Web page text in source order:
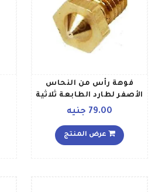
فوهة رأس من النحاس
الأصفر لطارد الطابعة ثلاثية
الأبعاد ذهبي
79.00 جنيه
عرض المنتج